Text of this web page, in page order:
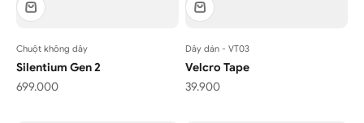
Chuột không dây
Silentium Gen 2
Giá bán
699.000
Dây dán - VT03
Velcro Tape
Giá bán
39.900